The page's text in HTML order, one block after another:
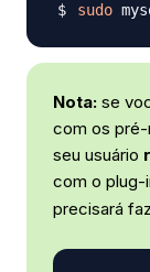
sudo
Nota: se
com os pré-
seu usuário
com o plug-
precisará